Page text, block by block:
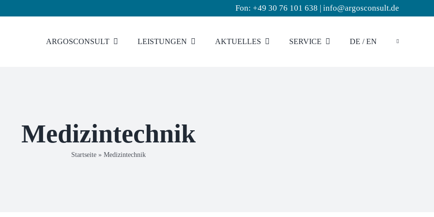
Fon: +49 30 76 101 638 |info@argosconsult.de
ARGOSCONSULT LEISTUNGEN AKTUELLES SERVICE DE / EN
Medizintechnik
Startseite » Medizintechnik